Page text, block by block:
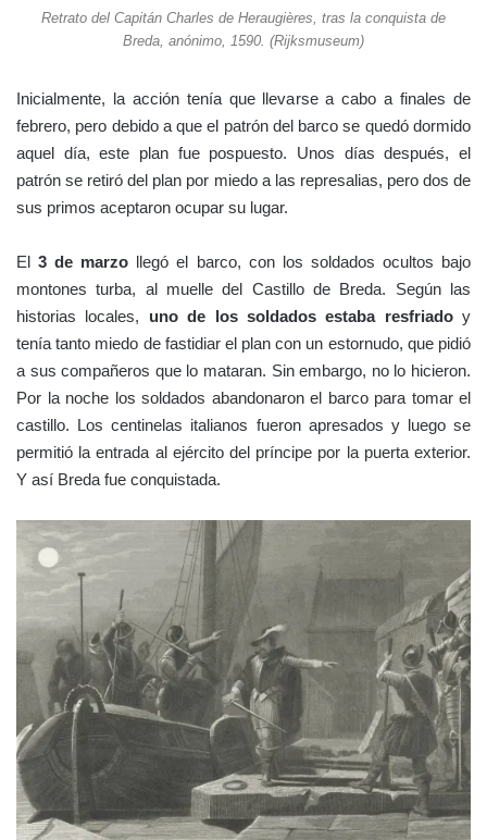
Retrato del Capitán Charles de Heraugières, tras la conquista de
Breda, anónimo, 1590. (Rijksmuseum)
Inicialmente, la acción tenía que llevarse a cabo a finales de
febrero, pero debido a que el patrón del barco se quedó dormido
aquel día, este plan fue pospuesto. Unos días después, el
patrón se retiró del plan por miedo a las represalias, pero dos de
sus primos aceptaron ocupar su lugar.
El3 de marzo llegó el barco, con los soldados ocultos bajo
montones turba, al muelle del Castillo de Breda. Según las
historias locales, uno de los soldados estaba resfriadoy
tenía tanto miedo de fastidiar el plan con un estornudo, que pidió
a sus compañeros que lo mataran. Sin embargo, no lo hicieron.
Por la noche los soldados abandonaron el barco para tomar el
castillo. Los centinelas italianos fueron apresados y luego se
permitió la entrada al ejército del príncipe por la puerta exterior.
Y así Breda fue conquistada.